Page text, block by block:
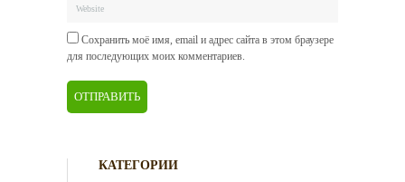
Сохранить моё имя, email и адрес сайта в этом браузере
для последующих моих комментариев.
КАТЕГОРИИ